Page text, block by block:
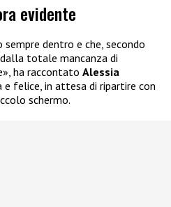
evidente
dentro e che, secondo
totale mancanza di
ha raccontato Alessia
e felice, in attesa di ripartire con
schermo.